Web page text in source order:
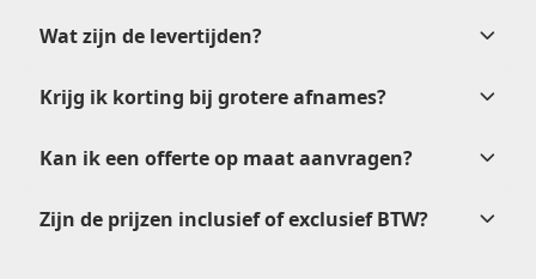
na
verkoop@etikon.nl.
Wat zijn de levertijden?
Krijg ik korting bij grotere afnames?
Kan ik een offerte op maat aanvragen?
Zijn de prijzen inclusief of exclusief BTW?